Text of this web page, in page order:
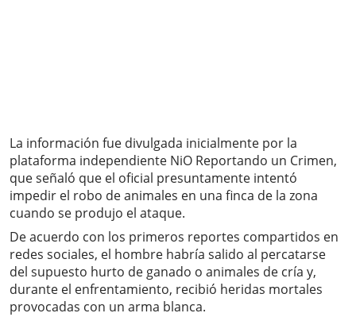
La información fue divulgada inicialmente por la
plataforma independiente NiO Reportando un Crimen,
que señaló que el oficial presuntamente intentó
impedir el robo de animales en una finca de la zona
cuando se produjo el ataque.
De acuerdo con los primeros reportes compartidos en
redes sociales, el hombre habría salido al percatarse
del supuesto hurto de ganado o animales de cría y,
durante el enfrentamiento, recibió heridas mortales
provocadas con un arma blanca.